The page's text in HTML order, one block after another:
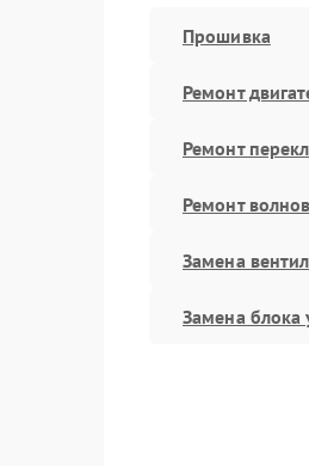
Прошивка
Ремонт
Ремонт
Ремонт
Замена
Замена блока